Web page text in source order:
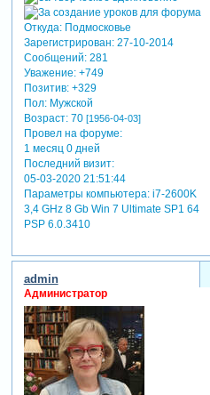
Откуда:Подмосковье
Зарегистрирован: 27-10-2014
Сообщений:281
Уважение: +749
Позитив: +329
Пол:Мужской
Возраст:70 [1956-04-03]
Провел на форуме:
1 месяц 0 дней
Последний визит:
05-03-2020 21:51:44
Параметры компьютера:i7-2600K
3,4 GHz 8 Gb Win 7 Ultimate SP1 64
PSP 6.0.3410
admin
Администратор